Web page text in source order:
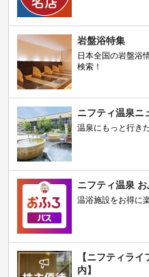
岩盤浴特集
日本全国の岩盤浴
検索！
ニフティ温泉ニ
温泉にもっと行き
ニフティ温泉
温浴施設をお得に
【ニフティラ
内】